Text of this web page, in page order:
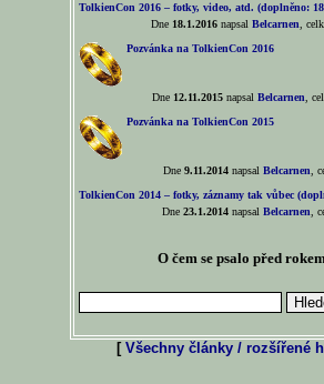
TolkienCon 2016 – fotky, video, atd. (doplněno:
Dne 18.1.2016napsal Belcarnen ,
Pozvánka na TolkienCon 2016
Dne 12.11.2015napsal Belcarnen ,
Pozvánka na TolkienCon 2015
Dne 9.11.2014napsal Belcarnen ,
TolkienCon 2014 – fotky, záznamy tak vůbec
Dne 23.1.2014napsal Belcarnen ,
O čem se psalo před
[ Všechny články / rozšířené